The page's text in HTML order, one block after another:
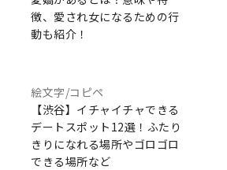
徴、愛され女になるための行
動も紹介！
絵文字/コピペ
【渋谷】イチャイチャできる
デートスポット12選！ふたり
きりになれる場所やゴロゴロ
できる場所など